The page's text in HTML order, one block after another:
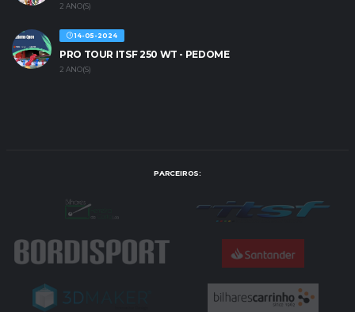
2 ANO(S)
14-05-2024
PRO TOUR ITSF 250 WT - PEDOME
2 ANO(S)
PARCEIROS: